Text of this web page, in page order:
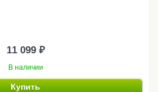
11 099 ₽
В наличии
Купить